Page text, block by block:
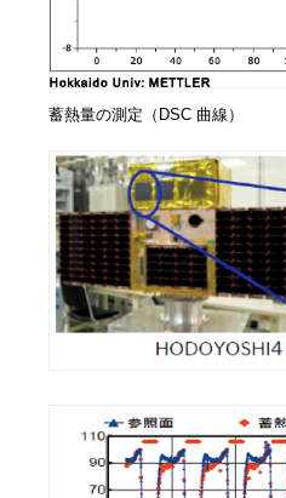
蓄熱量の測定（DSC 曲線）